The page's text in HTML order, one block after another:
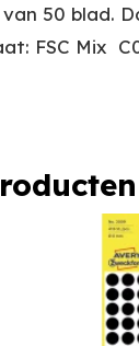
van 50 blad.
FSC Mix 